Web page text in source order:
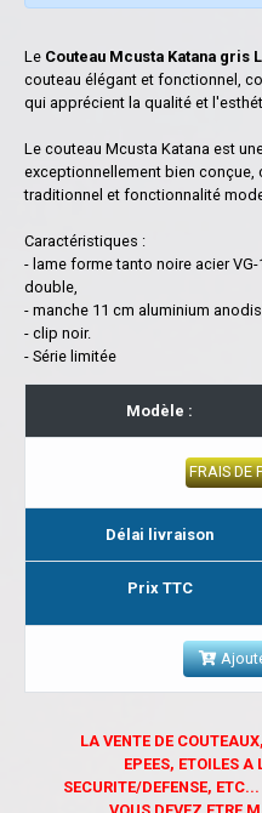
Le Couteau Mcusta Katana gris
couteau élégant et fonctionnel,
qui apprécient la qualité et
Le couteau Mcusta Katana est
exceptionnellement bien
traditionnel et fonctionnalité
Caractéristiques :
- lame forme tanto noire acier
double,
- manche 11 cm aluminium
- clip noir.
- Série limitée
Modèle :
FRAIS DE
Délai livraison
Prix TTC
LA VENTE DE
EPEES, ETOILES A
SECURITE/DEFENSE,